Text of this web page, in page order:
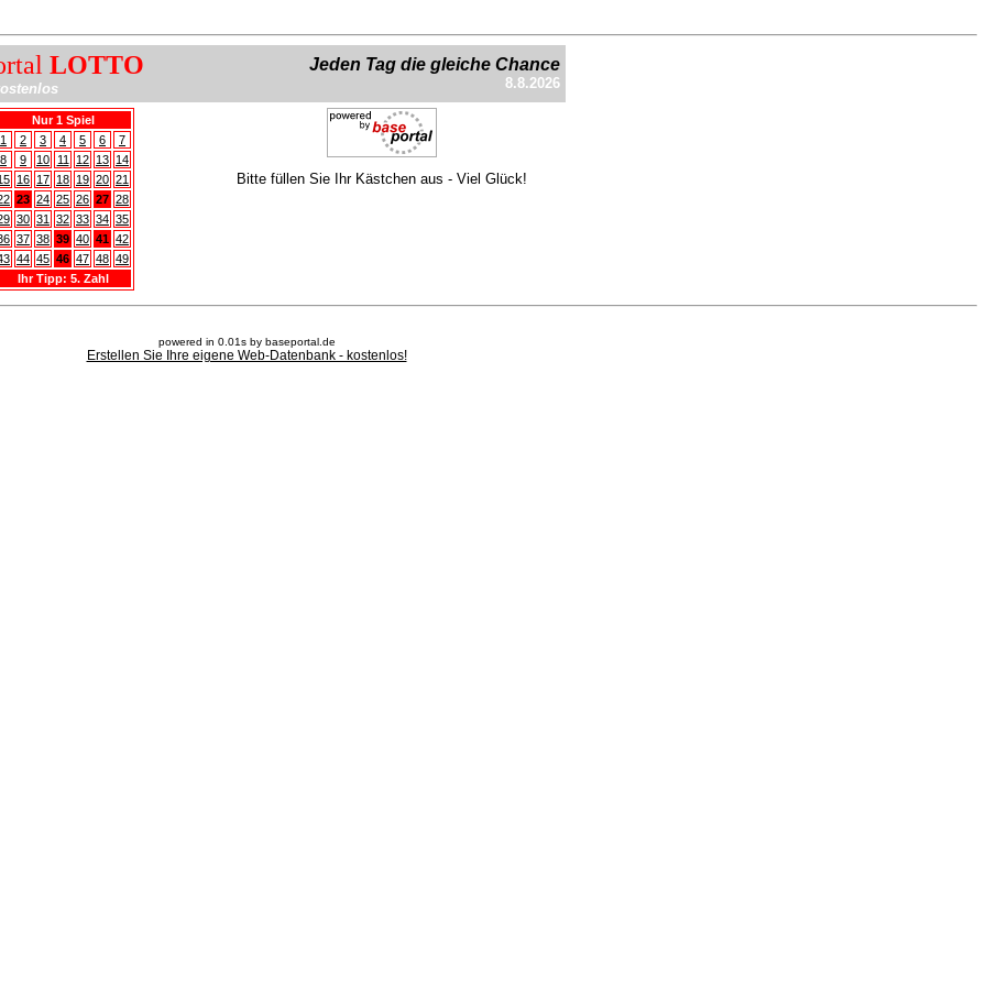
LOTTO Jeden Tag die gleiche Chance
8.8.2026
Nur 1 Spiel
1
2 3 4 5 6
7
8
9 10 11 12 13 14
16 17 18 19 20 21
23 24 25 26 27 28
30 31 32 33 34 35
37 38 39 40 41 42
44 45 46 47 48 49
Ihr Tipp: 5. Zahl
Bitte füllen Sie Ihr Kästchen aus - Viel Glück!
powered in 0.01s by baseportal.de
Erstellen Sie Ihre eigene Web-Datenbank - kostenlos!